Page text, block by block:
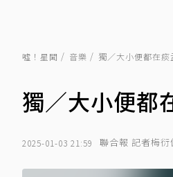
噓！星聞 音樂 獨／大小便都在痰
獨／大小便都
2025-01-03 21:59 聯合報 記者梅衍